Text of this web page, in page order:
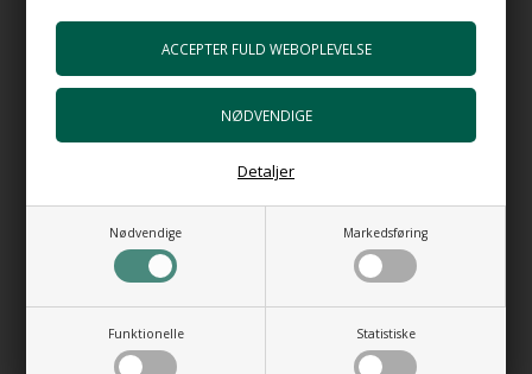
Nødvendige Markedsføring
Funktionelle Statistiske
Detaljer
RELATEREDE PRODUKTER
Ball on the Wall Håndvask til